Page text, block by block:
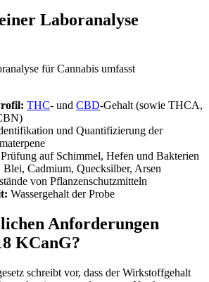
Laboranalyse
für Cannabis umfasst
THC- und CBD-Gehalt (sowie THCA,
und Quantifizierung der
Prüfung auf Schimmel, Hefen und Bakterien
Blei, Cadmium, Quecksilber, Arsen
von Pflanzenschutzmitteln
Wassergehalt der Probe
Anforderungen
KCanG?
schreibt vor, dass der Wirkstoffgehalt